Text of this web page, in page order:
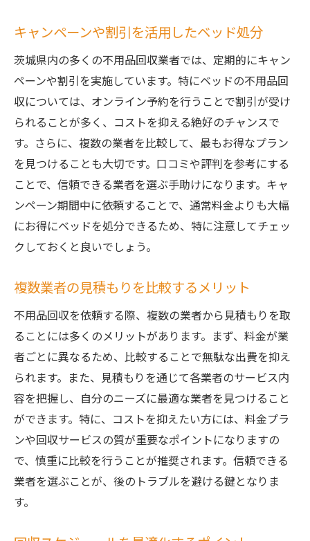
キャンペーンや割引を活用したベッド処分
茨城県内の多くの不用品回収業者では、定期的にキャン
ペーンや割引を実施しています。特にベッドの不用品回
収については、オンライン予約を行うことで割引が受け
られることが多く、コストを抑える絶好のチャンスで
す。さらに、複数の業者を比較して、最もお得なプラン
を見つけることも大切です。口コミや評判を参考にする
ことで、信頼できる業者を選ぶ手助けになります。キャ
ンペーン期間中に依頼することで、通常料金よりも大幅
にお得にベッドを処分できるため、特に注意してチェッ
クしておくと良いでしょう。
複数業者の見積もりを比較するメリット
不用品回収を依頼する際、複数の業者から見積もりを取
ることには多くのメリットがあります。まず、料金が業
者ごとに異なるため、比較することで無駄な出費を抑え
られます。また、見積もりを通じて各業者のサービス内
容を把握し、自分のニーズに最適な業者を見つけること
ができます。特に、コストを抑えたい方には、料金プラ
ンや回収サービスの質が重要なポイントになりますの
で、慎重に比較を行うことが推奨されます。信頼できる
業者を選ぶことが、後のトラブルを避ける鍵となりま
す。